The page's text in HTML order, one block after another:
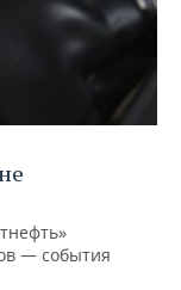
— события